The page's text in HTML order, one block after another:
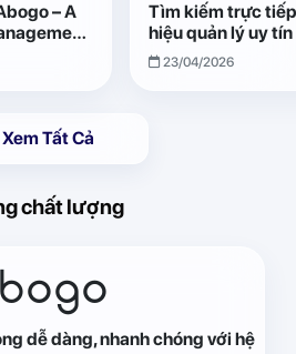
– A
and
Tìm kiếm trực
hiệu quản lý uy
Giải pháp vận
quả, minh bạch
23/04/2026
Xem Tất Cả
chất lượng
dễ dàng, nhanh chóng với hệ